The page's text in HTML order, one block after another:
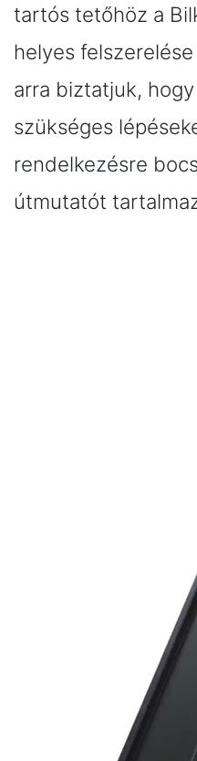
tartós tetőhöz a
helyes
arra biztatjuk,
szükséges
rendelkezésre
útmutatót